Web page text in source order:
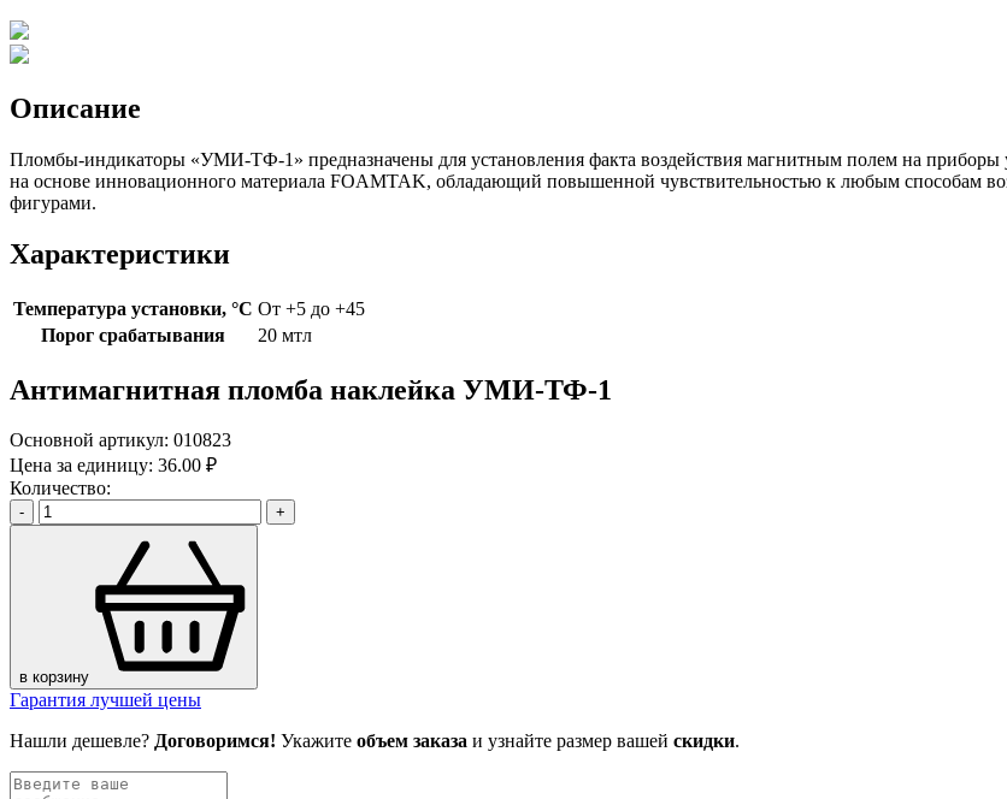
Описание
Пломбы-индикаторы «УМИ-ТФ-1» предназначены для установления факта воздействия магнитным полем на приборы
на основе инновационного материала FOAMTAK, обладающий повышенной чувствительностью к любым способам
фигурами.
Характеристики
Температура установки, °C От +5 до +45
Порог срабатывания
20 мтл
Антимагнитная пломба наклейка УМИ-ТФ-1
Основной артикул: 010823
Цена за единицу: 36.00 ₽
Количество:
- +
в корзину
Гарантия лучшей цены
Нашли дешевле? Договоримся! Укажите объем заказа и узнайте размер вашей скидки.